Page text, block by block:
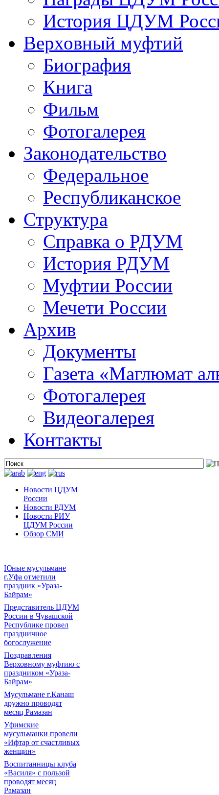
История ЦДУМ
Верховный муфтий
Биография
Книга
Фильм
Фотогалерея
Законодательство
Федеральное
Республиканское
Структура
Справка о РДУМ
История РДУМ
Муфтии России
Мечети России
Архив
Документы
Газета «Маглюмат
Фотогалерея
Видеогалерея
Контакты
Новости ЦДУМ
России
Новости РДУМ
Новости РИУ
ЦДУМ России
Обзор СМИ
Юные мусульмане
г.Уфа отметили
праздник «Ураза-
Байрам»
Представитель ЦДУМ
России в Чувашской
Республике провел
праздничное
богослужение
Поздравления
Верховному муфтию с
праздником «Ураза-
Байрам»
Мусульмане г.Канаш
дружно проводят
месяц Рамазан
Уфимские
мусульманки провели
«Ифтар от счастливых
женщин»
Воспитанницы клуба
«Василя» с пользой
проводят месяц
Рамазан